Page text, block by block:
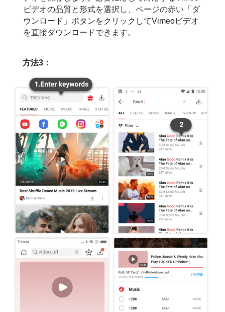
ビデオの品質と形式を選択し、ページの赤い「ダ
ウンロード」ボタンをクリックしてVimeoビデオ
を直接ダウンロードできます。
方法3：